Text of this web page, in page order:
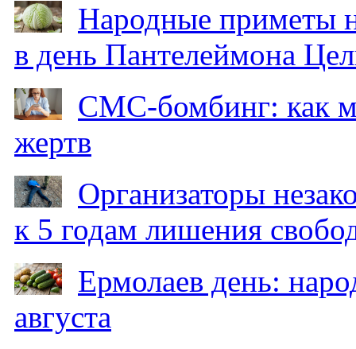
Народные приметы
в день Пантелеймона
СМС-бомбинг: как
жертв
Организаторы
к 5 годам лишения
Ермолаев день:
августа